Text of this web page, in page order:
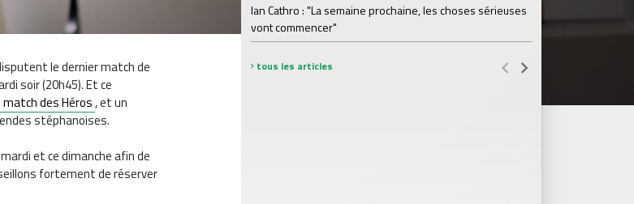
le dernier match de
soir (20h45). Et ce
match des Héros, et un
stéphanoises.
et ce dimanche afin de
fortement de réserver
Ian Cathro : "La semaine prochaine, les choses sérieuses
vont commencer"
tous les articles